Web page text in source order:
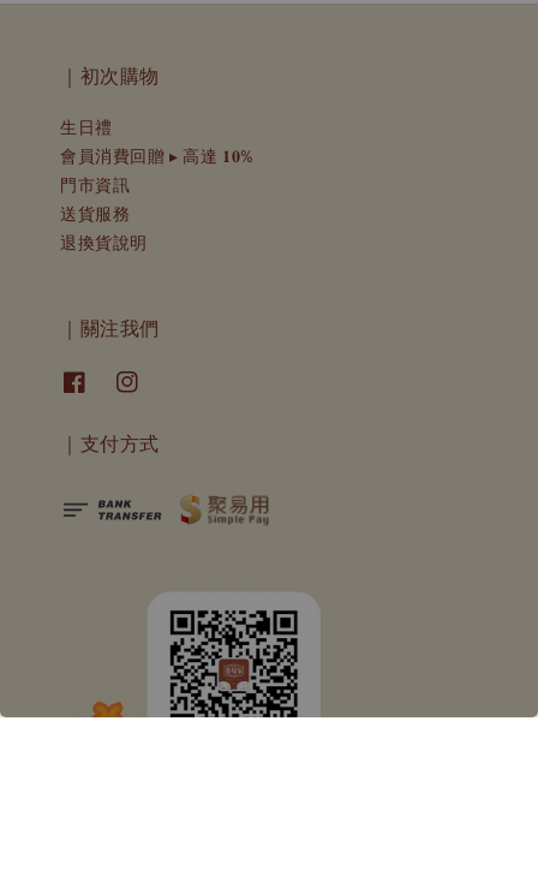
｜初次購物
生日禮
會員消費回贈 ▸ 高達 𝟏𝟎%
門市資訊
送貨服務
退換貨說明
｜關注我們
｜支付方式